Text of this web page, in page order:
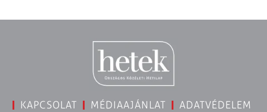
KAPCSOLAT MÉDIAAJÁNLAT
ADATVÉDELEM